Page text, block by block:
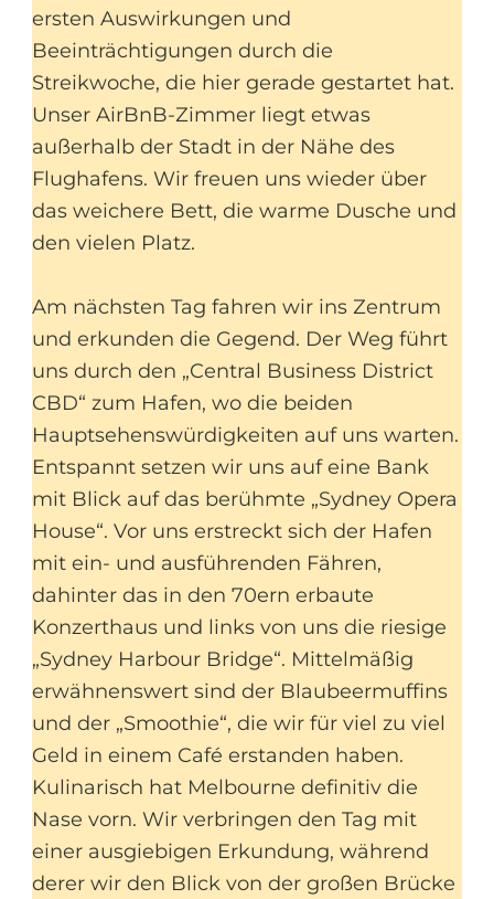
ersten Auswirkungen und
Beeinträchtigungen durch die
Streikwoche, die hier gerade gestartet hat.
Unser AirBnB-Zimmer liegt etwas
außerhalb der Stadt in der Nähe des
Flughafens. Wir freuen uns wieder über
das weichere Bett, die warme Dusche und
den vielen Platz.
Am nächsten Tag fahren wir ins Zentrum
und erkunden die Gegend. Der Weg führt
uns durch den „Central Business District
CBD“ zum Hafen, wo die beiden
Hauptsehenswürdigkeiten auf uns warten.
Entspannt setzen wir uns auf eine Bank
mit Blick auf das berühmte „Sydney Opera
House“. Vor uns erstreckt sich der Hafen
mit ein- und ausführenden Fähren,
dahinter das in den 70ern erbaute
Konzerthaus und links von uns die riesige
„Sydney Harbour Bridge“. Mittelmäßig
erwähnenswert sind der Blaubeermuffins
und der „Smoothie“, die wir für viel zu viel
Geld in einem Café erstanden haben.
Kulinarisch hat Melbourne definitiv die
Nase vorn. Wir verbringen den Tag mit
einer ausgiebigen Erkundung, während
derer wir den Blick von der großen Brücke